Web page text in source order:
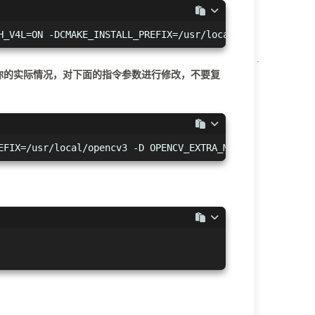
-DCMAKE_INSTALL_PREFIX=/usr/local/opencv3 ..
的实际情况，对下面的指令参数进行修改，不要复
usr/local/opencv3 -D